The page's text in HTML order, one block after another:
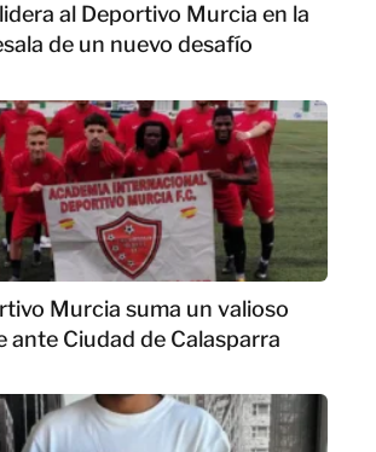
al Deportivo Murcia en la
de un nuevo desafío
Murcia suma un valioso
ante Ciudad de Calasparra